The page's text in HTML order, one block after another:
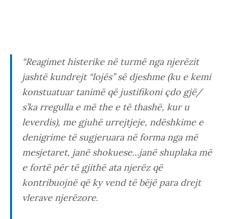
“Reagimet histerike në turmë nga njerëzit
jashtë kundrejt “lojës” së djeshme (ku e kemi
konstuatuar tanimë që justifikoni çdo gjë/
s’ka rregulla e më the e të thashë, kur u
leverdis), me gjuhë urrejtjeje, ndëshkime e
denigrime të sugjeruara në forma nga më
mesjetaret, janë shokuese…janë shuplaka më
e fortë për të gjithë ata njerëz që
kontribuojnë që ky vend të bëjë para drejt
vlerave njerëzore.